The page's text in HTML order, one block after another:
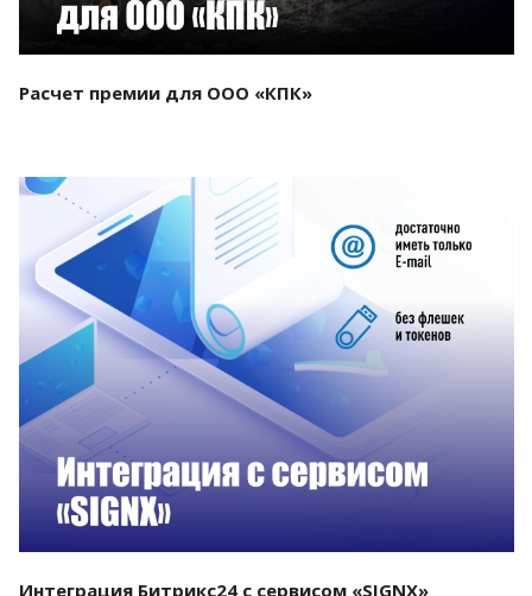
Расчет премии для ООО «КПК»
Смотреть проект
Интеграция Битрикс24 с сервисом «SIGNX»